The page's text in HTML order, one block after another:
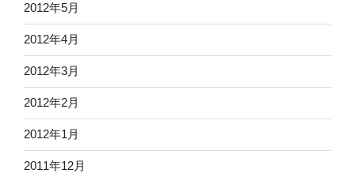
2012年5月
2012年4月
2012年3月
2012年2月
2012年1月
2011年12月